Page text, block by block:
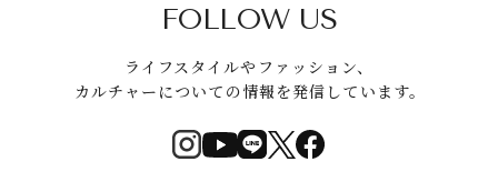
FOLLOW US
ライフスタイルやファッション、
カルチャーについての情報を発信しています。